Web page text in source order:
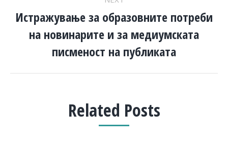
Next
post:
Истражување за образовните потреби
на новинарите и за медиумската
писменост на публиката
Related Posts